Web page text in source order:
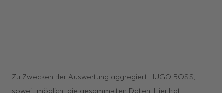
Zu Zwecken der Auswertung aggregiert HUGO BOSS,
soweit möglich, die gesammelten Daten. Hier hat